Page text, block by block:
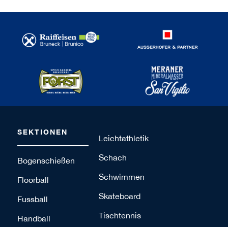
SEKTIONEN
Bogenschießen
Floorball
Fussball
Handball
Leichtathletik
Schach
Schwimmen
Skateboard
Tischtennis